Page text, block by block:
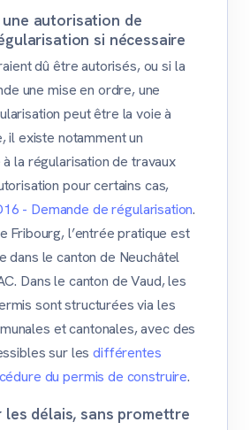
une autorisation de
si nécessaire
dû être autorisés, ou si la
une mise en ordre, une
peut être la voie à
il existe notamment un
la régularisation de travaux
pour certains cas,
- Demande de régularisation.
Fribourg, l’entrée pratique est
dans le canton de Neuchâtel
Dans le canton de Vaud, les
sont structurées via les
et cantonales, avec des
sur lesdifférentes
du permis de construire.
les délais, sans promettre